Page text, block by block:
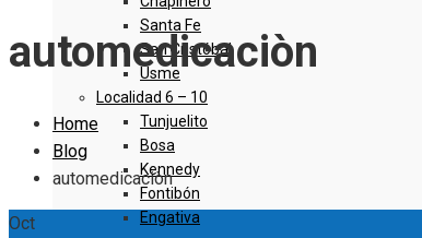
Santa Fe
San Cristóbal
Usme
Localidad 6 – 10
Tunjuelito
Bosa
Kennedy
Fontibón
Engativa
automedicaciòn
Home
Blog
automedicaciòn
Oct